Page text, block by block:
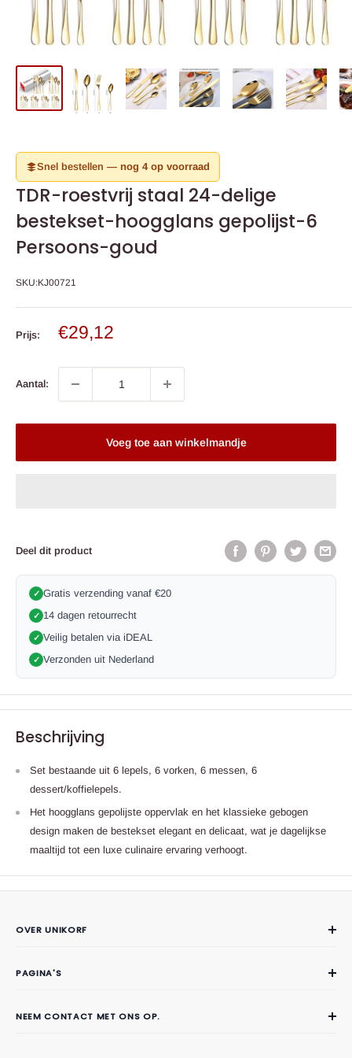
Snel bestellen — nog 4 op voorraad
TDR-roestvrij staal 24-delige
bestekset-hoogglans gepolijst-6
Persoons-goud
SKU:KJ00721
Prijs:
Verkoop
€29,12
Aantal:
Voeg toe aan winkelmandje
Deel dit product
✓ Gratis verzending vanaf €20
✓ 14 dagen retourrecht
✓ Veilig betalen via iDEAL
✓ Verzonden uit Nederland
Beschrijving
Set bestaande uit 6 lepels, 6 vorken, 6 messen, 6
dessert/koffielepels.
Het hoogglans gepolijste oppervlak en het klassieke gebogen
design maken de bestekset elegant en delicaat, wat je dagelijkse
maaltijd tot een luxe culinaire ervaring verhoogt.
OVER UNIKORF
Contact
PAGINA'S
Privacy
NEEM CONTACT MET ONS OP.